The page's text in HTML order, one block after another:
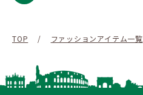
TOP / ファッションアイテム一覧